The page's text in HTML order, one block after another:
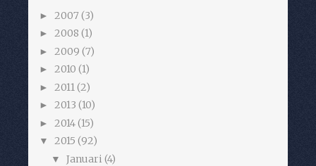
► 2007 (3)
► 2008 (1)
► 2009 (7)
► 2010 (1)
► 2011 (2)
► 2013 (10)
► 2014(15)
▼ 2015 (92)
▼ Januari (4)